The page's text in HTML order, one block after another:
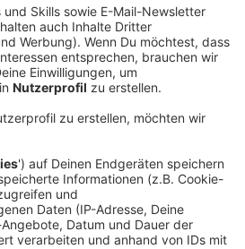
Die Richter hatten die
Stadt für nichtig erklärt.
12.09.2024 06:23
in erster Instanz
als auch im
die Baugenehmigung der Stadt